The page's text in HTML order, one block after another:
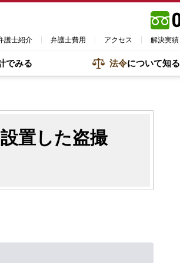
護士紹介 弁護士費用 アクセス 解決実績
でみる 法令について知る
置した盗撮